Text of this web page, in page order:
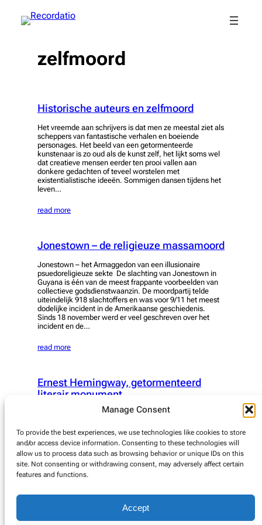
Manage Consent
To provide the best experiences, we use technologies like cookies to store
and/or access device information. Consenting to these technologies will
allow us to process data such as browsing behavior or unique IDs on this
site. Not consenting or withdrawing consent, may adversely affect certain
features and functions.
Accept
naar
zelfmoord
Historische auteurs en zelfmoord
Het vreemde aan schrijvers is dat men ze meestal ziet als
scheppers van fantastische verhalen en boeiende
personages. Het beeld van een getormenteerde
kunstenaar is zo oud als de kunst zelf, het lijkt soms wel
dat creatieve mensen eerder ten prooi vallen aan
donkere gedachten of teveel worstelen met
existentialistische ideeën. Sommigen dansen tijdens het
leven…
read more
Jonestown – de religieuze massamoord
Jonestown – het Armaggedon van een illusionaire
psuedoreligieuze sekte De slachting van Jonestown in
Guyana is één van de meest frappante voorbeelden van
collectieve godsdienstwaanzin. De moordpartij telde
uiteindelijk 918 slachtoffers en was voor 9/11 het meest
dodelijke incident in de Amerikaanse geschiedenis.
Sinds 18 november werd er veel geschreven over het
incident en de…
read more
Ernest Hemingway, getormenteerd
literair monument
Ernest Hemingway is waarschijnlijk de grootste
klassiekers: A Farewell to Arms en The Old Man and the
Sea zijn bijna verplichte leeskunst voor iedereen die het
schrijven en lezen in zijn hart draagt. De
Nobelprijswinnaar staat echter ook symbool voor de
passie en de dramatiek in de ziel van…